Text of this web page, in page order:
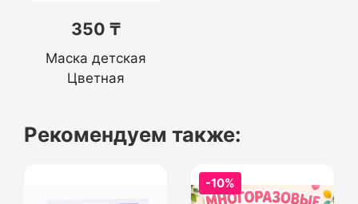
350 ₸
Маска детская
Цветная
Рекомендуем также:
-10%